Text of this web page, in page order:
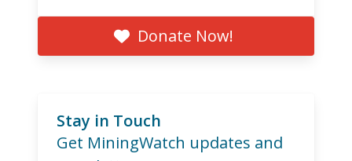
Donate Now!
Stay in Touch
Get MiningWatch updates and